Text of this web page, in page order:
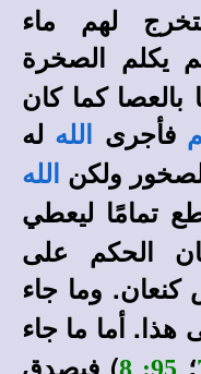
لهم ماء
يكلم الصخرة
كما كان
فأجرى الله له
ولكن
الله
تمامًا ليعطي
الحكم على
وما جاء
هذا. أما ما جاء
؛ ) فيصدق